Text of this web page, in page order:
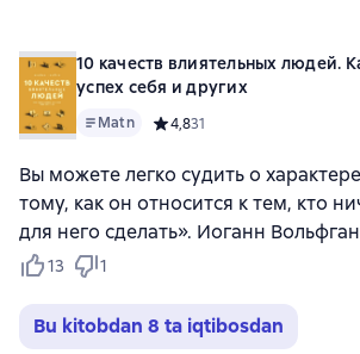
10 качеств влиятельных людей.
успех себя и других
Matn Средний рейтинг 4,8 на
4,831
Вы можете легко судить о
тому, как он относится к тем, кто
для него сделать». Иоганн
13 1
Bu kitobdan 8 ta iqtibosdan